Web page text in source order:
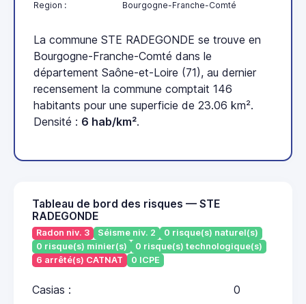
Region : Bourgogne-Franche-Comté
La commune STE RADEGONDE se trouve en
Bourgogne-Franche-Comté dans le
département Saône-et-Loire (71), au dernier
recensement la commune comptait 146
habitants pour une superficie de 23.06 km².
Densité : 6 hab/km².
Tableau de bord des risques — STE
RADEGONDE
Radon niv. 3 Séisme niv. 2
0 risque(s) naturel(s)
0 risque(s) minier(s)
0 risque(s) technologique(s)
6 arrêté(s) CATNAT
0 ICPE
Casias : 0